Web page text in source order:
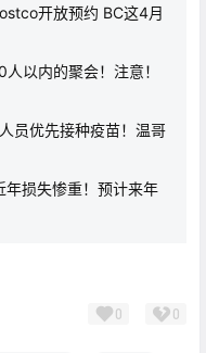
开放预约 BC这4月
以内的聚会！注意！
员优先接种疫苗！温哥
损失惨重！预计来年
0 0